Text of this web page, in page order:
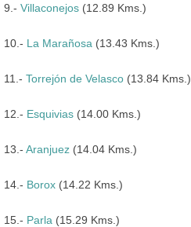
9.- Villaconejos (12.89 Kms.)
10.- La Marañosa (13.43 Kms.)
11.- Torrejón de Velasco (13.84 Kms.)
12.- Esquivias (14.00 Kms.)
13.- Aranjuez (14.04 Kms.)
14.- Borox (14.22 Kms.)
15.- Parla (15.29 Kms.)